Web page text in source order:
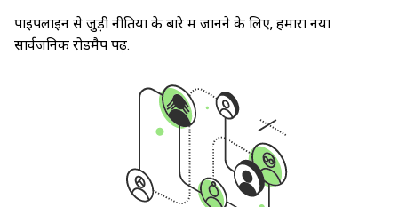
पाइपलाइन से जुड़ी नीतियों के बारे में जानने के लिए, हमारा नया
सार्वजनिक रोडमैप पढ़ें.